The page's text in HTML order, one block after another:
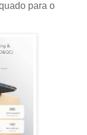
para o